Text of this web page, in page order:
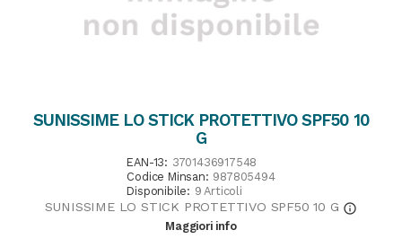
SUNISSIME LO STICK PROTETTIVO SPF50 10
G
EAN-13: 3701436917548
Codice Minsan: 987805494
Disponibile: 9 Articoli
SUNISSIME LO STICK PROTETTIVO SPF50 10 G info_outline
Maggiori info